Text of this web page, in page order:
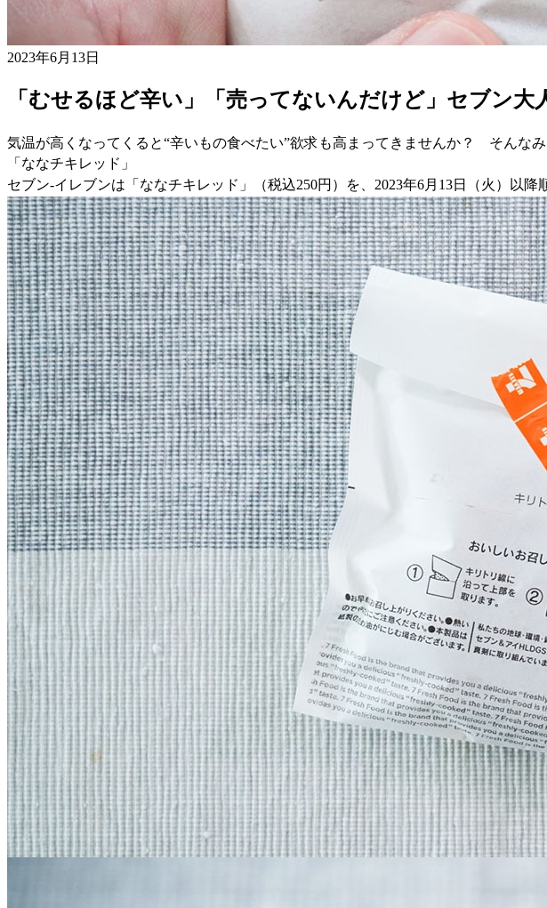
2023年6月13日
「むせるほど辛い」「売ってないんだけど」セブン大
気温が高くなってくると“辛いもの食べたい”欲求も高まってきませんか？ そんな
「ななチキレッド」
セブン-イレブンは「ななチキレッド」（税込250円）を、2023年6月13日（火）以降